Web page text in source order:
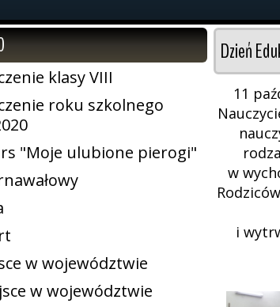
Dzień
11
w
i
klasy VIII
roku szkolnego
"Moje ulubione pierogi"
w województwie
w województwie